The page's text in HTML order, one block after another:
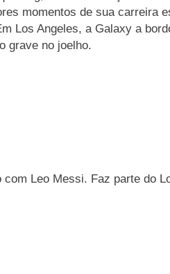
momentos de sua carreira
Los Angeles, a Galaxy a
grave no joelho.
Leo Messi. Faz parte do